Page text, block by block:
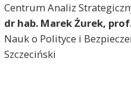
Centrum Analiz
dr hab. Marek Żurek, prof.
Nauk o Polityce i
Szczeciński